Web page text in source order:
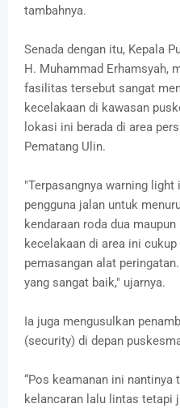
tambahnya.
Senada dengan itu, Kepala
H. Muhammad Erhamsyah,
fasilitas tersebut sangat
kecelakaan di kawasan
lokasi ini berada di area
Pematang Ulin.
"Terpasangnya warning
pengguna jalan untuk
kendaraan roda dua
kecelakaan di area ini
pemasangan alat
yang sangat baik," ujarnya.
Ia juga mengusulkan
(security) di depan
“Pos keamanan ini nantinya
kelancaran lalu lintas tetapi